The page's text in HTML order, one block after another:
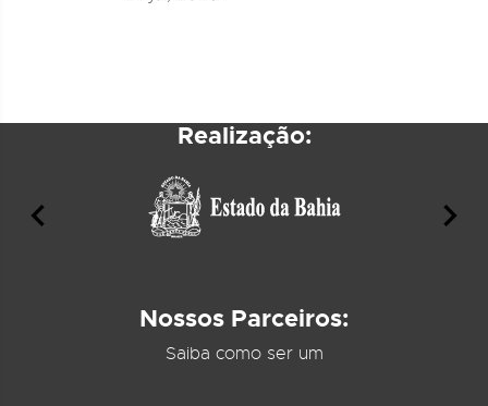
Realização:
Nossos Parceiros:
Saiba como ser um